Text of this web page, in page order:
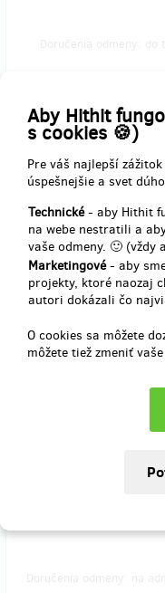
Aby Hithit
s cookies 🍪)
Pre váš najlepší
úspešnejšie a svet
Technické- aby Hithit
na webe nestratili a
vaše odmeny. 🙂 (vždy
Marketingové- aby
projekty, ktoré naozaj
autori dokázali čo
O cookies sa môžete
môžete tiež zmeniť
Slovenské století
Do knihovny i na cesty.
v elektronické podobě
Doručenia odmeny: na